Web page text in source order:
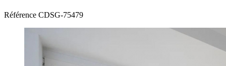
Référence CDSG-75479